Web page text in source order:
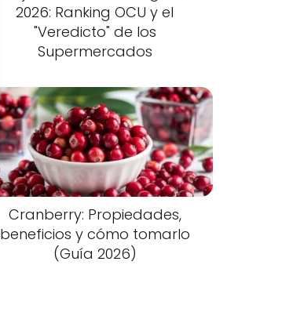
2026: Ranking OCU y el
"Veredicto" de los
Supermercados
Cranberry: Propiedades,
beneficios y cómo tomarlo
(Guía 2026)